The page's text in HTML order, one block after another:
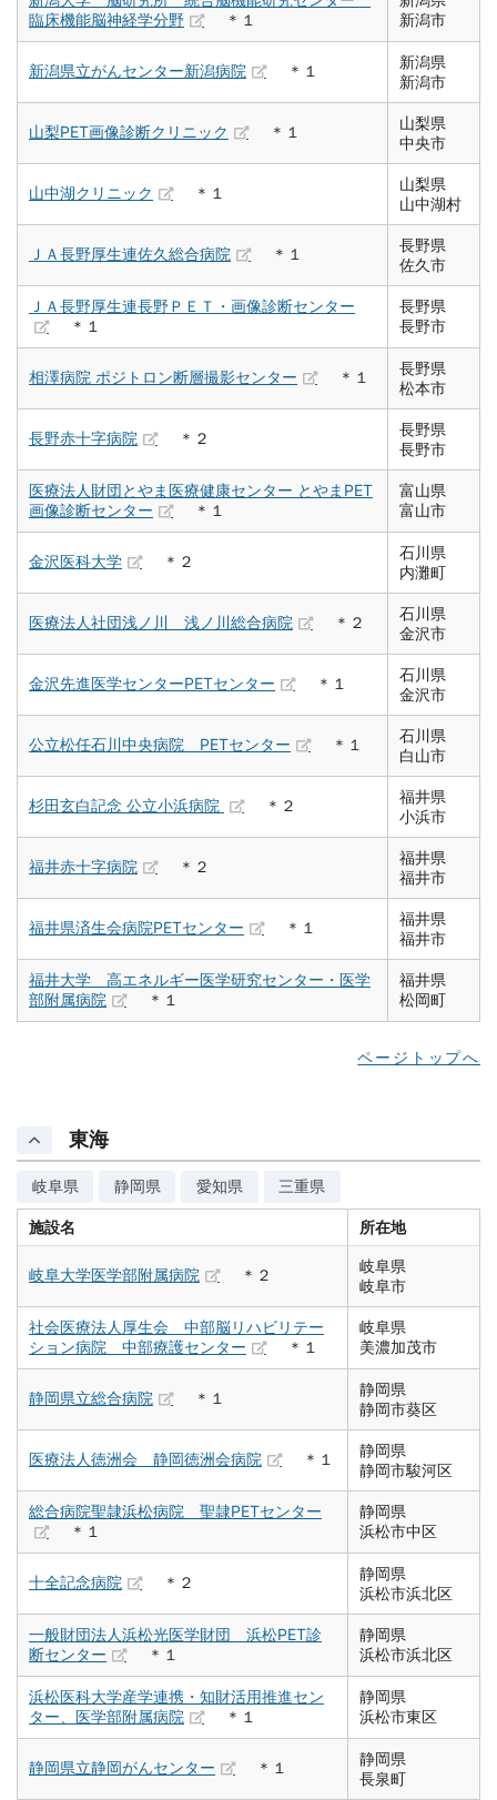
臨床機能脳神経学分野
＊１
新潟市
新潟県立がんセンター新潟病院 ＊１
新潟県
新潟市
山梨PET画像診断クリニック ＊１
山梨県
中央市
山中湖クリニック ＊１
山梨県
山中湖村
ＪＡ長野厚生連佐久総合病院 ＊１
長野県
佐久市
ＪＡ長野厚生連長野ＰＥＴ・画像診断センター
＊１
長野県
長野市
相澤病院 ポジトロン断層撮影センター ＊１
長野県
松本市
長野赤十字病院 ＊２
長野県
長野市
医療法人財団とやま医療健康センター とやまPET
画像診断センター
＊１
富山県
富山市
金沢医科大学 ＊２
石川県
内灘町
医療法人社団浅ノ川 浅ノ川総合病院 ＊２
石川県
金沢市
金沢先進医学センターPETセンター ＊１
石川県
金沢市
公立松任石川中央病院 PETセンター ＊１
石川県
白山市
杉田玄白記念 公立小浜病院 ＊２
福井県
小浜市
福井赤十字病院 ＊２
福井県
福井市
福井県済生会病院PETセンター ＊１
福井県
福井市
福井大学 高エネルギー医学研究センター・医学
部附属病院
＊１
福井県
松岡町
ページトップへ
東海
岐阜県 静岡県 愛知県 三重県
施設名 所在地
岐阜大学医学部附属病院 ＊２
岐阜県
岐阜市
社会医療法人厚生会 中部脳リハビリテー
ション病院 中部療護センター
＊１
岐阜県
美濃加茂市
静岡県立総合病院 ＊１
静岡県
静岡市葵区
医療法人徳洲会 静岡徳洲会病院 ＊１
静岡県
静岡市駿河区
総合病院聖隷浜松病院 聖隷PETセンター
＊１
静岡県
浜松市中区
十全記念病院 ＊２
静岡県
浜松市浜北区
一般財団法人浜松光医学財団 浜松PET診
断センター
＊１
静岡県
浜松市浜北区
浜松医科大学産学連携・知財活用推進セン
ター、医学部附属病院
＊１
静岡県
浜松市東区
静岡県立静岡がんセンター ＊１
静岡県
長泉町